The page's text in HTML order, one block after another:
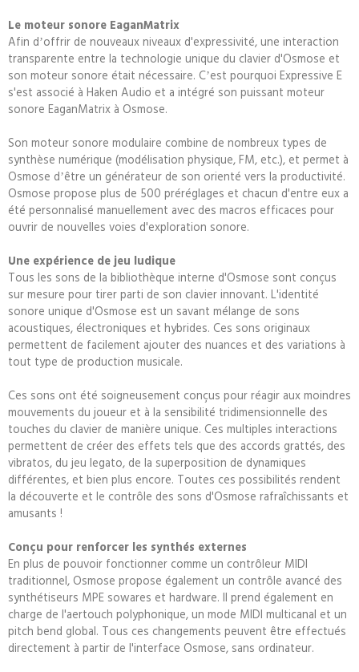
Le moteur sonore EaganMatrix
Afin dʼoffrir de nouveaux niveaux d'expressivité, une interaction
transparente entre la technologie unique du clavier d'Osmose et
son moteur sonore était nécessaire. Cʼest pourquoi Expressive E
s'est associé à Haken Audio et a intégré son puissant moteur
sonore EaganMatrix à Osmose.
Son moteur sonore modulaire combine de nombreux types de
synthèse numérique (modélisation physique, FM, etc.), et permet à
Osmose dʼêtre un générateur de son orienté vers la productivité.
Osmose propose plus de 500 préréglages et chacun d'entre eux a
été personnalisé manuellement avec des macros efficaces pour
ouvrir de nouvelles voies d'exploration sonore.
Une expérience de jeu ludique
Tous les sons de la bibliothèque interne d'Osmose sont conçus
sur mesure pour tirer parti de son clavier innovant. L'identité
sonore unique d'Osmose est un savant mélange de sons
acoustiques, électroniques et hybrides. Ces sons originaux
permettent de facilement ajouter des nuances et des variations à
tout type de production musicale.
Ces sons ont été soigneusement conçus pour réagir aux moindres
mouvements du joueur et à la sensibilité tridimensionnelle des
touches du clavier de manière unique. Ces multiples interactions
permettent de créer des effets tels que des accords grattés, des
vibratos, du jeu legato, de la superposition de dynamiques
différentes, et bien plus encore. Toutes ces possibilités rendent
la découverte et le contrôle des sons d'Osmose rafraîchissants et
amusants !
Conçu pour renforcer les synthés externes
En plus de pouvoir fonctionner comme un contrôleur MIDI
traditionnel, Osmose propose également un contrôle avancé des
synthétiseurs MPE sowares et hardware. Il prend également en
charge de l'aertouch polyphonique, un mode MIDI multicanal et un
pitch bend global. Tous ces changements peuvent être effectués
directement à partir de l'interface Osmose, sans ordinateur.